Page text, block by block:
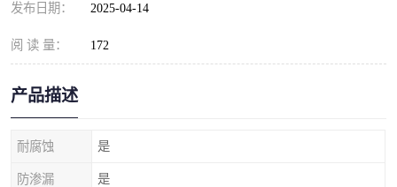
发布日期： 2025-04-14
阅 读 量： 172
产品描述
耐腐蚀 是
防渗漏 是